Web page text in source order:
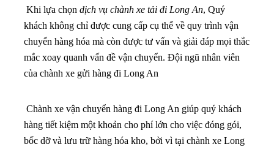
Khi lựa chọn dịch vụ chành xe tải đi Long An, Quý
khách không chỉ được cung cấp cụ thể về quy trình vận
chuyển hàng hóa mà còn được tư vấn và giải đáp mọi thắc
mắc xoay quanh vấn đề vận chuyển. Đội ngũ nhân viên
của chành xe gửi hàng đi Long An
Chành xe vận chuyển hàng đi Long An giúp quý khách
hàng tiết kiệm một khoản cho phí lớn cho việc đóng gói,
bốc dỡ và lưu trữ hàng hóa kho, bởi vì tại chành xe Long